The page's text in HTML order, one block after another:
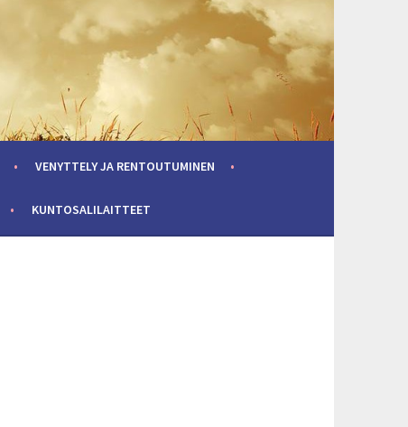
VENYTTELY JA RENTOUTUMINEN
KUNTOSALILAITTEET